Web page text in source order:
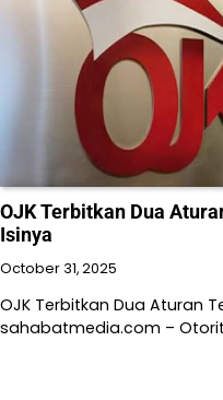
OJK Terbitkan Dua
Isinya
October 31, 2025
OJK Terbitkan Dua Aturan
sahabatmedia.com –